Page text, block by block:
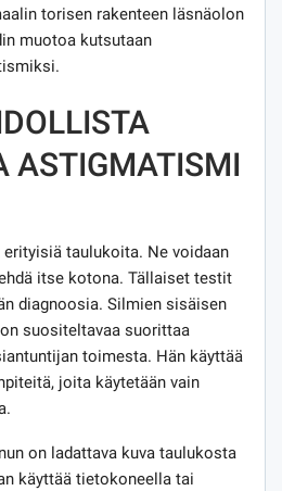
torisen rakenteen läsnäolon
muotoa kutsutaan
ASTIGMATISMI
taulukoita. Ne voidaan
itse kotona. Tällaiset testit
diagnoosia. Silmien sisäisen
suositeltavaa suorittaa
toimesta. Hän käyttää
joita käytetään vain
on ladattava kuva taulukosta
käyttää tietokoneella tai